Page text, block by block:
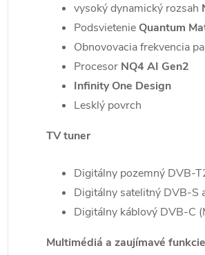
vysoký dynamický rozsah
Podsvietenie Quantum
Obnovovacia frekvencia
Procesor NQ4 AI Gen2
Infinity One Design
Lesklý povrch
TV tuner
Digitálny pozemný DVB-
Digitálny satelitný DVB-S
Digitálny káblový DVB-C
Multimédiá a zaujímavé funkcie